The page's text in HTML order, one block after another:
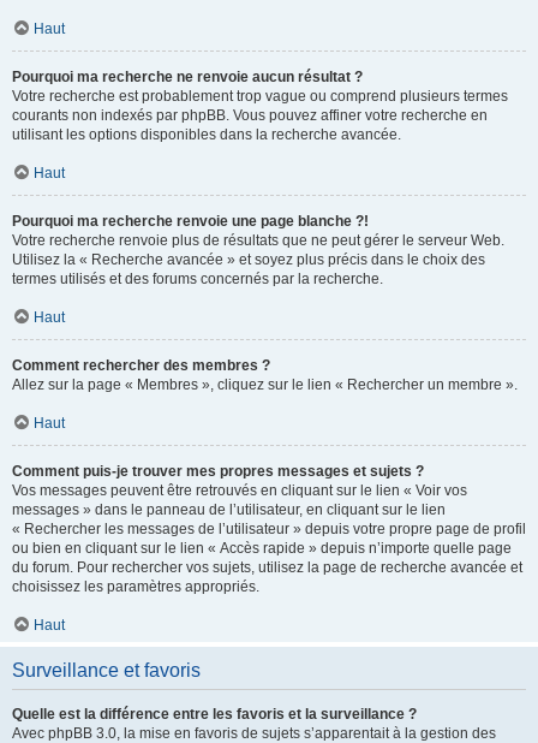
Haut
Pourquoi ma recherche ne renvoie aucun résultat ?
Votre recherche est probablement trop vague ou comprend plusieurs termes
courants non indexés par phpBB. Vous pouvez affiner votre recherche en
utilisant les options disponibles dans la recherche avancée.
Haut
Pourquoi ma recherche renvoie une page blanche ?!
Votre recherche renvoie plus de résultats que ne peut gérer le serveur Web.
Utilisez la « Recherche avancée » et soyez plus précis dans le choix des
termes utilisés et des forums concernés par la recherche.
Haut
Comment rechercher des membres ?
Allez sur la page « Membres », cliquez sur le lien « Rechercher un membre ».
Haut
Comment puis-je trouver mes propres messages et sujets ?
Vos messages peuvent être retrouvés en cliquant sur le lien « Voir vos
messages » dans le panneau de l’utilisateur, en cliquant sur le lien
« Rechercher les messages de l’utilisateur » depuis votre propre page de profil
ou bien en cliquant sur le lien « Accès rapide » depuis n’importe quelle page
du forum. Pour rechercher vos sujets, utilisez la page de recherche avancée et
choisissez les paramètres appropriés.
Haut
Surveillance et favoris
Quelle est la différence entre les favoris et la surveillance ?
Avec phpBB 3.0, la mise en favoris de sujets s’apparentait à la gestion des